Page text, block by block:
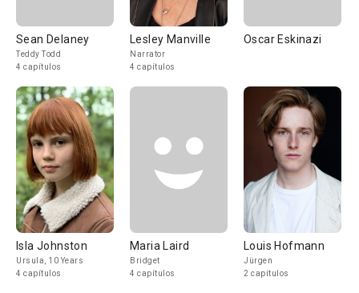
Sean Delaney
Teddy Todd
4 capítulos
Lesley Manville
Narrator
4 capítulos
Oscar Eskinazi
Isla Johnston
Ursula, 10 Years
4 capítulos
Maria Laird
Bridget
4 capítulos
Louis Hofmann
Jürgen
2 capítulos